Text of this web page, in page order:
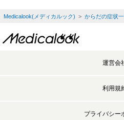
Medicalook(メディカルック) > からだの症状
運営会
利用規
プライバシー